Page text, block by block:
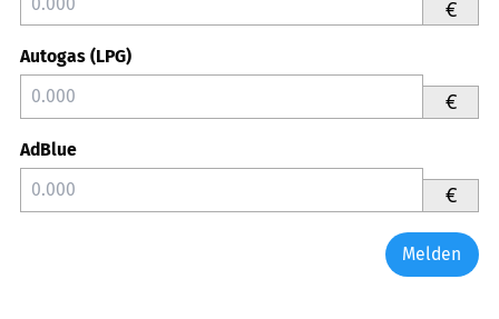
€
Autogas (LPG)
€
AdBlue
€
Melden